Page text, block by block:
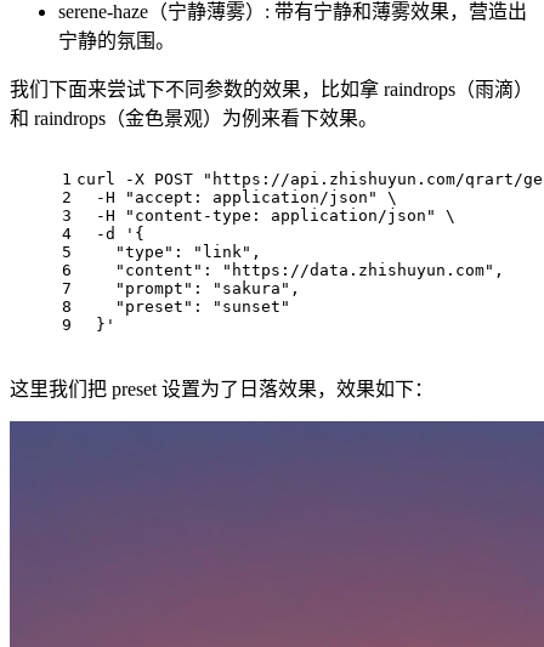
serene-haze（宁静薄雾）: 带有宁静和薄雾效果，营造出
宁静的氛围。
我们下面来尝试下不同参数的效果，比如拿 raindrops（雨滴）
和 raindrops（金色景观）为例来看下效果。
1
2
3
4
5
6
7
8
9
curl -X POST
"https://api.zhishuyun.com/qrart/
  -H
"accept: application/json"
\
  -H
"content-type: application/json"
\
  -d
'{
    "type": "link",
    "content": "https://data.zhishuyun.com",
    "prompt": "sakura",
    "preset": "sunset"
  }'
这里我们把 preset 设置为了日落效果，效果如下：